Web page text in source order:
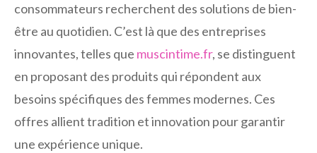
consommateurs recherchent des solutions de bien-
être au quotidien. C’est là que des entreprises
innovantes, telles que muscintime.fr, se distinguent
en proposant des produits qui répondent aux
besoins spécifiques des femmes modernes. Ces
offres allient tradition et innovation pour garantir
une expérience unique.